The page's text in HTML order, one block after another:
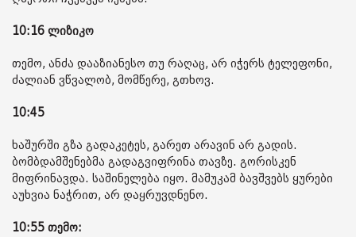
10:16 ლიზიკო
თემო, ანძა დააზიანესო თუ რაღაც, არ იჭერს ტელეფონი,
ძალიან ვწვალობ, მომწერე, გთხოვ.
10:45
ხაშურში გზა გადაკეტეს, გარეთ არავინ არ გადის.
ბომბდამშენებმა გადაგვიფრინა თავზე. გორისკენ
მიფრინავდა. საშინელება იყო. მამუკამ ბავშვებს ყურები
აუხვია ნაჭრით, არ დაყრუვდნენო.
10:55 თემო: